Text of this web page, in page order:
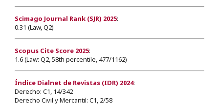
Scimago Journal Rank (SJR) 2025:
0.31 (Law, Q2)
Scopus Cite Score 2025:
1.6 (Law: Q2, 58th percentile, 477/1162)
Índice Dialnet de Revistas (IDR) 2024:
Derecho: C1, 14/342
Derecho Civil y Mercantil: C1, 2/58